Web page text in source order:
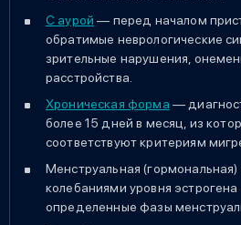
С аурой — перед началом
обратимые неврологические
зрительные нарушения,
расстройства.
Хроническая форма —
более 15 дней в месяц, из
соответствуют критериям
Менструальная
колебаниями уровня эстрогена
определенные фазы